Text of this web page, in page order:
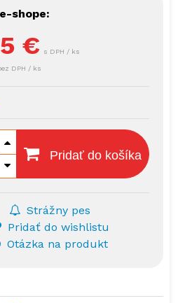
shope:
€ s DPH / ks
DPH / ks
Pridať do košíka
Strážny pes
Pridať do wishlistu
Otázka na produkt